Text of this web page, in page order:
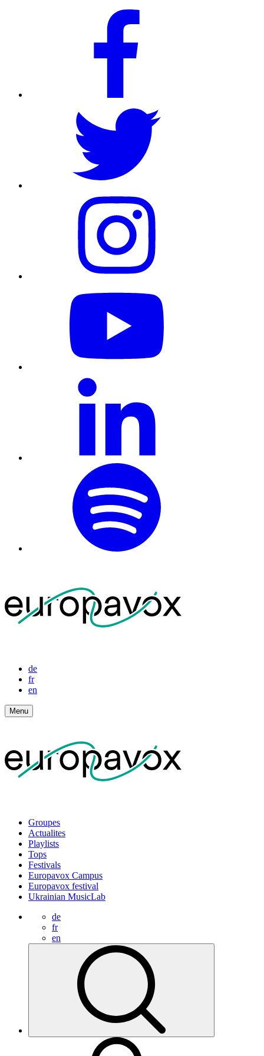
de
fr
en
Menu
Groupes
Actualites
Playlists
Tops
Festivals
Europavox Campus
Europavox festival
Ukrainian MusicLab
de
fr
en